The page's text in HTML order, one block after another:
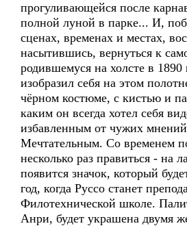
прогуливающейся после
полной луной в парке... И,
сценах, временах и местах,
насытившись, вернуться к
родившемуся на холсте в 1890
изобразил себя на этом
чёрном костюме, с кистью и
каким он всегда хотел себя
избавленным от чужих
Мечтательным. Со временем
несколько раз правиться - на
появится значок, который
год, когда Руссо станет
Филотехнической школе.
Анри, будет украшена двумя